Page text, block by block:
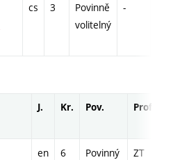
cs 3
Povinně
volitelný
-
J. Kr. Pov. Prof.
en 6 Povinný ZT